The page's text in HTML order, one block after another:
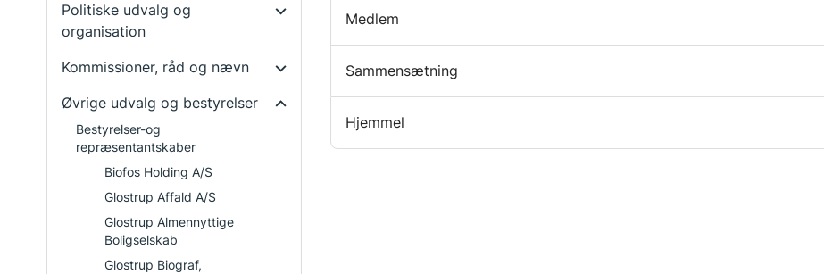
Politiske udvalg og
organisation
Kommissioner, råd og nævn
Øvrige udvalg og bestyrelser
Bestyrelser-og
repræsentantskaber
Biofos Holding A/S
Glostrup Affald A/S
Glostrup Almennyttige
Boligselskab
Glostrup Biograf,
Medlem
Sammensætning
Hjemmel